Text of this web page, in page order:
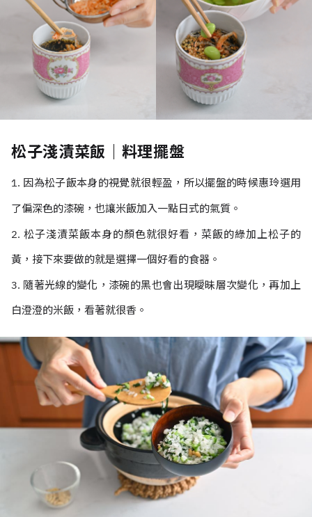
松子淺漬菜飯｜料理擺盤
1. 因為松子飯本身的視覺就很輕盈，所以擺盤的時候惠玲選用
了偏深色的漆碗，也讓米飯加入一點日式的氣質。
2. 松子淺漬菜飯本身的顏色就很好看，菜飯的綠加上松子的
黃，接下來要做的就是選擇一個好看的食器。
3. 隨著光線的變化，漆碗的黑也會出現曖昧層次變化，再加上
白澄澄的米飯，看著就很香。